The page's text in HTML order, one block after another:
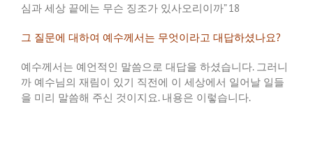
심과 세상 끝에는 무슨 징조가 있사오리이까” 18
그 질문에 대하여 예수께서는 무엇이라고 대답하셨나요?
예수께서는 예언적인 말씀으로 대답을 하셨습니다. 그러니
까 예수님의 재림이 있기 직전에 이 세상에서 일어날 일들
을 미리 말씀해 주신 것이지요. 내용은 이렇습니다.